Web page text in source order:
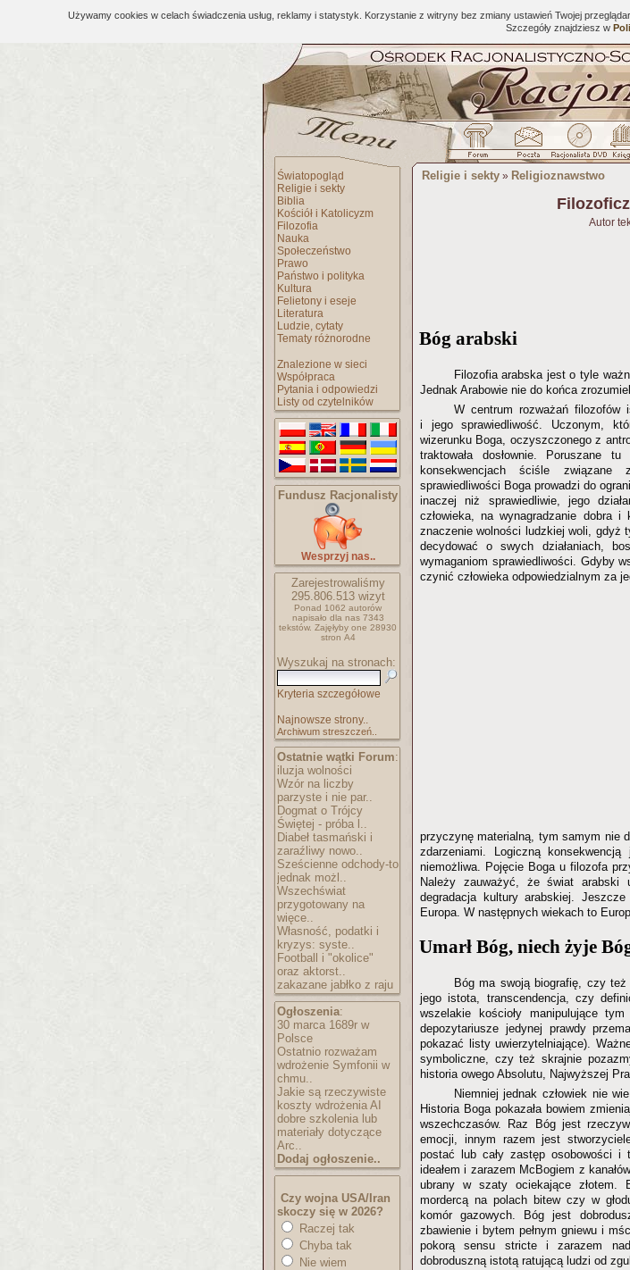
Używamy cookies w celach świadczenia usług, reklamy i statystyk. Korzystanie z witryny bez zmiany ustawień Twojej
Szczegóły znajdziesz w
Światopogląd
Religie i sekty
Biblia
Kościół i Katolicyzm
Filozofia
Nauka
Społeczeństwo
Prawo
Państwo i polityka
Kultura
Felietony i eseje
Literatura
Ludzie, cytaty
Tematy różnorodne
Znalezione w sieci
Współpraca
Pytania i odpowiedzi
Listy od czytelników
Fundusz Racjonalisty
Wesprzyj nas..
Zarejestrowaliśmy
295.806.513wizyt
Ponad 1062 autorów
napisało dla nas 7343
tekstów. Zajęłyby one 28930
stron A4
Wyszukaj na stronach:
Kryteria szczegółowe
Najnowsze strony..
Archiwum streszczeń..
Ostatnie wątki Forum:
iluzja wolności
Wzór na liczby
parzyste i nie par..
Dogmat o Trójcy
Świętej - próba l..
Diabeł tasmański i
zaraźliwy nowo..
Sześcienne odchody-to
jednak możl..
Wszechświat
przygotowany na
więce..
Własność, podatki i
kryzys: syste..
Football i "okolice"
oraz aktorst..
zakazane jabłko z raju
Ogłoszenia:
30 marca 1689r w
Polsce
Ostatnio rozważam
wdrożenie Symfonii w
chmu..
Jakie są rzeczywiste
koszty wdrożenia AI
dobre szkolenia lub
materiały dotyczące
Arc..
Dodaj ogłoszenie..
Czy wojna USA/Iran
skoczy się w 2026?
Raczej tak
Chyba tak
Nie wiem
Religie i sekty » Religioznawstwo
Autor
Bóg arabski
Filozofia arabska jest o tyle
Jednak Arabowie nie do końca
W centrum rozważań
i jego sprawiedliwość. Uczonym,
wizerunku Boga, oczyszczonego z
traktowała dosłownie. Poruszane
konsekwencjach ściśle związane
sprawiedliwości Boga prowadzi do
inaczej niż sprawiedliwie, jego
człowieka, na wynagradzanie dobra
znaczenie wolności ludzkiej woli, gdyż
decydować o swych działaniach,
wymaganiom sprawiedliwości. Gdyby
czynić człowieka odpowiedzialnym za
przyczynę materialną, tym samym nie
zdarzeniami. Logiczną
niemożliwa. Pojęcie Boga u filozofa
Należy zauważyć, że świat arabski
degradacja kultury arabskiej.
Europa. W następnych wiekach to
Umarł Bóg, niech żyje
Bóg ma swoją biografię, czy
jego istota, transcendencja, czy
wszelakie kościoły manipulujące
depozytariusze jedynej prawdy
pokazać listy uwierzytelniające).
symboliczne, czy też skrajnie
historia owego Absolutu, Najwyższej
Niemniej jednak człowiek nie
Historia Boga pokazała bowiem
wszechczasów. Raz Bóg jest
emocji, innym razem jest
postać lub cały zastęp osobowości i
ideałem i zarazem McBogiem z
ubrany w szaty ociekające złotem.
mordercą na polach bitew czy w
komór gazowych. Bóg jest
zbawienie i bytem pełnym gniewu i
pokorą sensu stricte i zarazem
dobroduszną istotą ratującą ludzi od